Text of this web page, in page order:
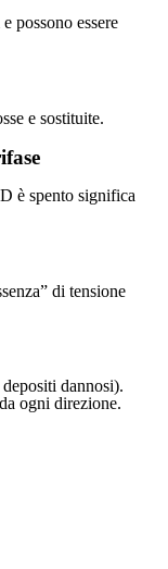
possono essere
e sostituite.
è spento significa
di tensione
dannosi).
ogni direzione.